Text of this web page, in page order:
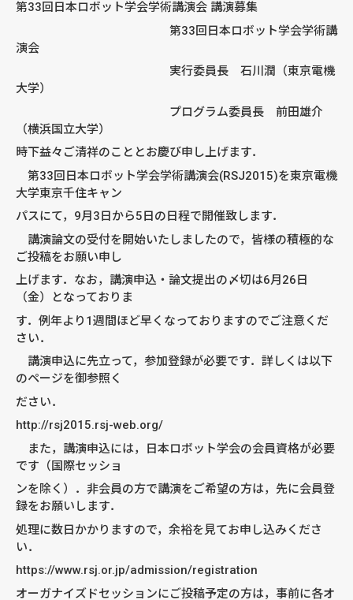
第33回日本ロボット学会学術講演会 講演募集
第33回日本ロボット学会学術講
演会
実行委員長 石川潤（東京電機
大学）
プログラム委員長 前田雄介
（横浜国立大学）
時下益々ご清祥のこととお慶び申し上げます．
第33回日本ロボット学会学術講演会(RSJ2015)を東京電機
大学東京千住キャン
パスにて，9月3日から5日の日程で開催致します．
講演論文の受付を開始いたしましたので，皆様の積極的な
ご投稿をお願い申し
上げます．なお，講演申込・論文提出の〆切は6月26日
（金）となっておりま
す．例年より1週間ほど早くなっておりますのでご注意くだ
さい．
講演申込に先立って，参加登録が必要です．詳しくは以下
のページを御参照く
ださい．
http://rsj2015.rsj-web.org/
また，講演申込には，日本ロボット学会の会員資格が必要
です（国際セッショ
ンを除く）．非会員の方で講演をご希望の方は，先に会員登
録をお願いします．
処理に数日かかりますので，余裕を見てお申し込みくださ
い．
https://www.rsj.or.jp/admission/registration
オーガナイズドセッションにご投稿予定の方は，事前に各オ